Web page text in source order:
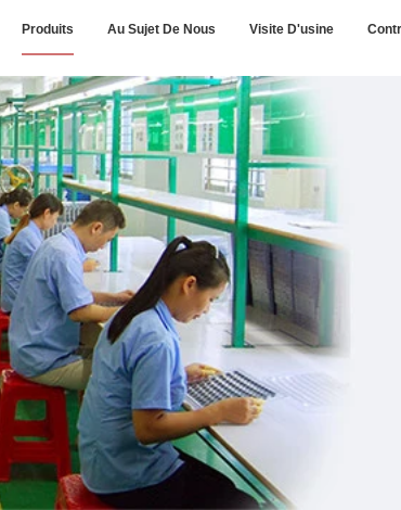
Produits Au Sujet De Nous Visite D'usine